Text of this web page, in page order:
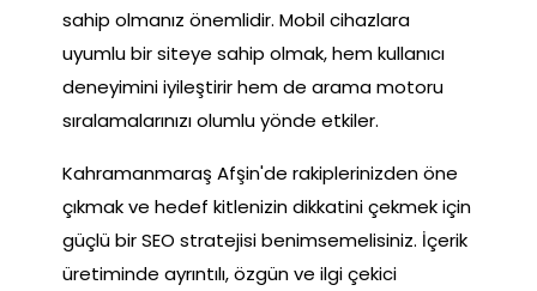
sahip olmanız önemlidir. Mobil cihazlara
uyumlu bir siteye sahip olmak, hem kullanıcı
deneyimini iyileştirir hem de arama motoru
sıralamalarınızı olumlu yönde etkiler.
Kahramanmaraş Afşin'de rakiplerinizden öne
çıkmak ve hedef kitlenizin dikkatini çekmek için
güçlü bir SEO stratejisi benimsemelisiniz. İçerik
üretiminde ayrıntılı, özgün ve ilgi çekici